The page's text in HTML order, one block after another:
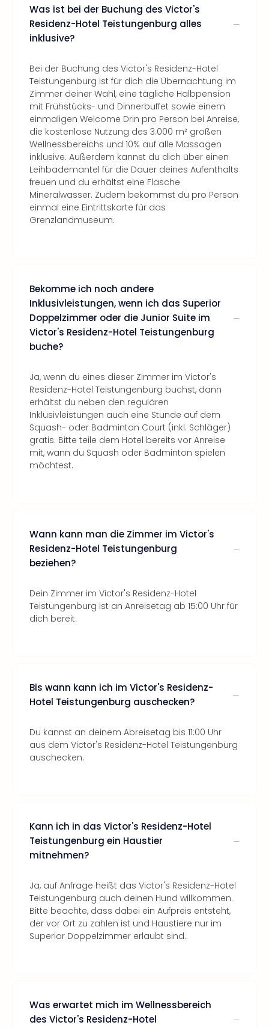
Was ist bei der Buchung des Victor's
Residenz-Hotel Teistungenburg alles
inklusive?
Bei der Buchung des Victor's Residenz-Hotel
Teistungenburg ist für dich die Übernachtung im
Zimmer deiner Wahl, eine tägliche Halbpension
mit Frühstücks- und Dinnerbuffet sowie einem
einmaligen Welcome Drin pro Person bei Anreise,
die kostenlose Nutzung des 3.000 m² großen
Wellnessbereichs und 10% auf alle Massagen
inklusive. Außerdem kannst du dich über einen
Leihbademantel für die Dauer deines Aufenthalts
freuen und du erhältst eine Flasche
Mineralwasser. Zudem bekommst du pro Person
einmal eine Eintrittskarte für das
Grenzlandmuseum.
Bekomme ich noch andere
Inklusivleistungen, wenn ich das Superior
Doppelzimmer oder die Junior Suite im
Victor's Residenz-Hotel Teistungenburg
buche?
Ja, wenn du eines dieser Zimmer im Victor's
Residenz-Hotel Teistungenburg buchst, dann
erhältst du neben den regulären
Inklusivleistungen auch eine Stunde auf dem
Squash- oder Badminton Court (inkl. Schläger)
gratis. Bitte teile dem Hotel bereits vor Anreise
mit, wann du Squash oder Badminton spielen
möchtest.
Wann kann man die Zimmer im Victor's
Residenz-Hotel Teistungenburg
beziehen?
Dein Zimmer im Victor's Residenz-Hotel
Teistungenburg ist an Anreisetag ab 15:00 Uhr für
dich bereit.
Bis wann kann ich im Victor's Residenz-
Hotel Teistungenburg auschecken?
Du kannst an deinem Abreisetag bis 11:00 Uhr
aus dem Victor's Residenz-Hotel Teistungenburg
auschecken.
Kann ich in das Victor's Residenz-Hotel
Teistungenburg ein Haustier
mitnehmen?
Ja, auf Anfrage heißt das Victor's Residenz-Hotel
Teistungenburg auch deinen Hund willkommen.
Bitte beachte, dass dabei ein Aufpreis entsteht,
der vor Ort zu zahlen ist und Haustiere nur im
Superior Doppelzimmer erlaubt sind..
Was erwartet mich im Wellnessbereich
des Victor's Residenz-Hotel